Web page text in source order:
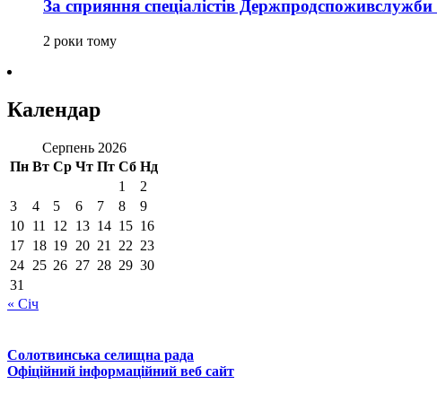
За сприяння спеціалістів
2 роки тому
Календар
Серпень 2026
Пн Вт Ср Чт Пт Сб Нд
1
2
3
4 5 6 7 8
9
10 11 12 13 14 15 16
17 18 19 20 21 22 23
24 25 26 27 28 29 30
31
« Січ
Солотвинська селищна рада
Офіційний інформаційний веб сайт